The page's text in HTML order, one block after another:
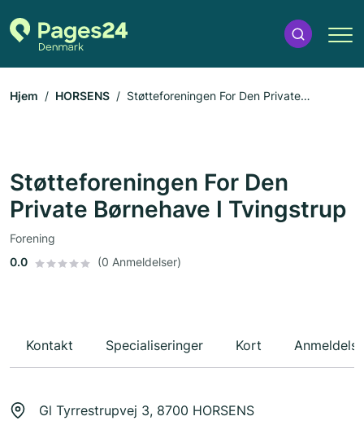
Hjem HORSENS
Støtteforeningen For Den Private
Støtteforeningen For Den
Private Børnehave I Tvingstrup
Forening
0.0
(0 Anmeldelser)
Kontakt Specialiseringer Kort
Gl Tyrrestrupvej 3, 8700 HORSENS